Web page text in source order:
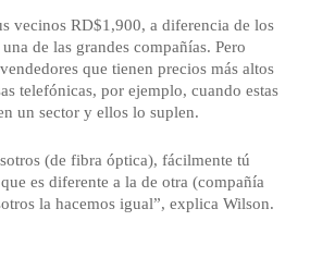
vecinos RD$1,900, a diferencia de los
de las grandes compañías. Pero
que tienen precios más altos
telefónicas, por ejemplo, cuando estas
un sector y ellos lo suplen.
(de fibra óptica), fácilmente tú
es diferente a la de otra (compañía
la hacemos igual”, explica Wilson.